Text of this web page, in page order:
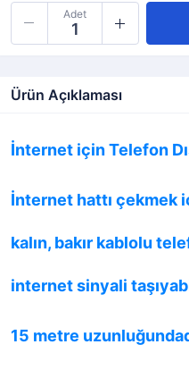
Adet
Ürün Açıklaması
İnternet için Telefon
İnternet hattı çekmek
kalın, bakır kablolu
internet sinyali
15 metre